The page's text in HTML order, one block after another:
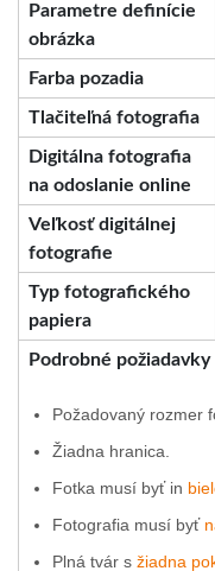
Parametre definície
obrázka
Farba pozadia
Tlačiteľná fotografia
Digitálna fotografia
na odoslanie online
Veľkosť digitálnej
fotografie
Typ fotografického
papiera
Podrobné požiadavky
Požadovaný rozmer
Žiadna hranica.
Fotka musí byť in
Fotografia musí byť
Plná tvár s žiadna